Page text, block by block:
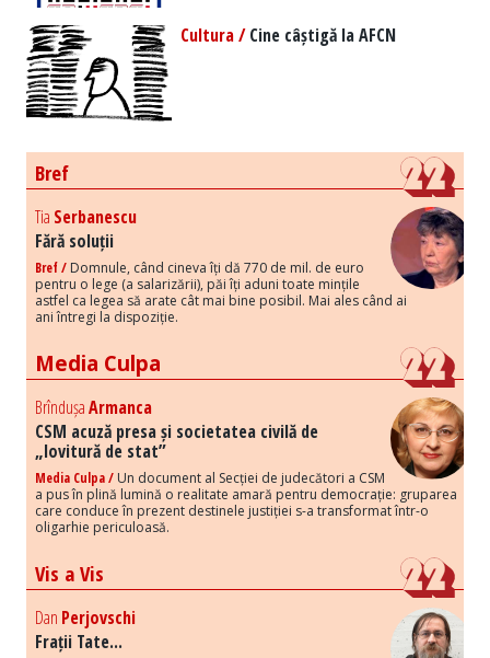
Cultura /Cine câștigă la AFCN
Bref
Tia Serbanescu
Fără soluții
Bref / Domnule, când cineva îți dă 770 de mil. de euro
pentru o lege (a salarizării), păi îți aduni toate mințile
astfel ca legea să arate cât mai bine posibil. Mai ales când ai
ani întregi la dispoziție.
Media Culpa
BrîndușaArmanca
CSM acuză presa și societatea civilă de
„lovitură de stat”
Media Culpa / Un document al Secției de judecători a CSM
a pus în plină lumină o realitate amară pentru democrație: gruparea
care conduce în prezent destinele justiției s-a transformat într-o
oligarhie periculoasă.
Vis a Vis
Dan Perjovschi
Frații Tate...